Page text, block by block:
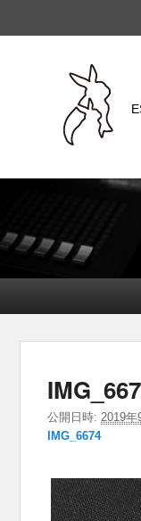
公開日時: 2019年
IMG_6674